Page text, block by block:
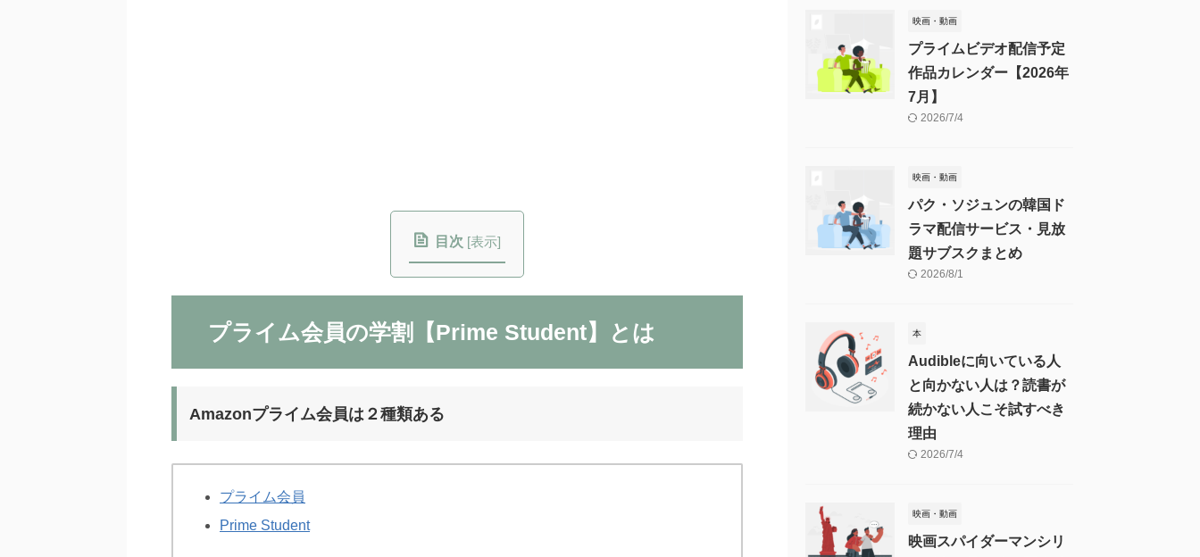
目次 [表示]
プライム会員の学割【Prime Student】とは
Amazonプライム会員は２種類ある
プライム会員
Prime Student
映画・動画
プライムビデオ配信予定
作品カレンダー【2026年
7月】
2026/7/4
映画・動画
パク・ソジュンの韓国ド
ラマ配信サービス・見放
題サブスクまとめ
2026/8/1
本
Audibleに向いている人
と向かない人は？読書が
続かない人こそ試すべき
理由
2026/7/4
映画・動画
映画スパイダーマンシリ